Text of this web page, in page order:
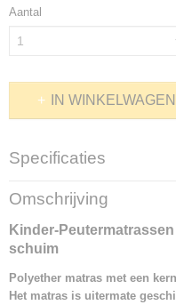
Aantal
IN WINKELWAGEN
Specificaties
EAN code
7448120394341
Omschrijving
Kinder-
schuim
Polyether matras met een
Het matras is uitermate